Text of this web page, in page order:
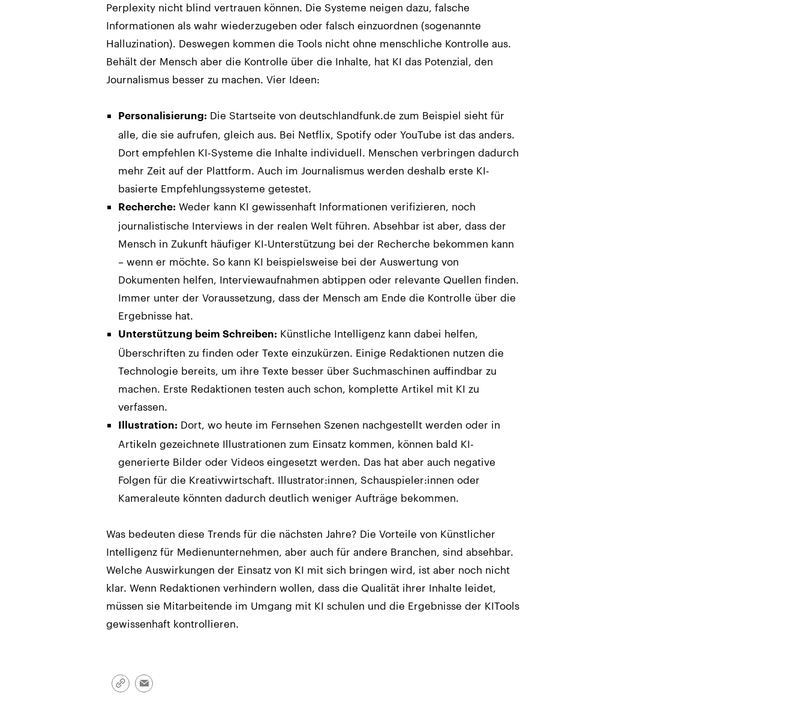
Perplexity nicht blind vertrauen können. Die Systeme neigen dazu, falsche
Informationen als wahr wiederzugeben oder falsch einzuordnen (sogenannte
Halluzination). Deswegen kommen die Tools nicht ohne menschliche Kontrolle aus.
Behält der Mensch aber die Kontrolle über die Inhalte, hat KI das Potenzial, den
Journalismus besser zu machen. Vier Ideen:
Personalisierung: Die Startseite von deutschlandfunk.de zum Beispiel sieht für
alle, die sie aufrufen, gleich aus. Bei Netflix, Spotify oder YouTube ist das anders.
Dort empfehlen KI-Systeme die Inhalte individuell. Menschen verbringen dadurch
mehr Zeit auf der Plattform. Auch im Journalismus werden deshalb erste KI-
basierte Empfehlungssysteme getestet.
Recherche: Weder kann KI gewissenhaft Informationen verifizieren, noch
journalistische Interviews in der realen Welt führen. Absehbar ist aber, dass der
Mensch in Zukunft häufiger KI-Unterstützung bei der Recherche bekommen kann
– wenn er möchte. So kann KI beispielsweise bei der Auswertung von
Dokumenten helfen, Interviewaufnahmen abtippen oder relevante Quellen finden.
Immer unter der Voraussetzung, dass der Mensch am Ende die Kontrolle über die
Ergebnisse hat.
Unterstützung beim Schreiben: Künstliche Intelligenz kann dabei helfen,
Überschriften zu finden oder Texte einzukürzen. Einige Redaktionen nutzen die
Technologie bereits, um ihre Texte besser über Suchmaschinen auffindbar zu
machen. Erste Redaktionen testen auch schon, komplette Artikel mit KI zu
verfassen.
Illustration: Dort, wo heute im Fernsehen Szenen nachgestellt werden oder in
Artikeln gezeichnete Illustrationen zum Einsatz kommen, können bald KI-
generierte Bilder oder Videos eingesetzt werden. Das hat aber auch negative
Folgen für die Kreativwirtschaft. Illustrator:innen, Schauspieler:innen oder
Kameraleute könnten dadurch deutlich weniger Aufträge bekommen.
Was bedeuten diese Trends für die nächsten Jahre? Die Vorteile von Künstlicher
Intelligenz für Medienunternehmen, aber auch für andere Branchen, sind absehbar.
Welche Auswirkungen der Einsatz von KI mit sich bringen wird, ist aber noch nicht
klar. Wenn Redaktionen verhindern wollen, dass die Qualität ihrer Inhalte leidet,
müssen sie Mitarbeitende im Umgang mit KI schulen und die Ergebnisse der KITools
gewissenhaft kontrollieren.
Link
Email